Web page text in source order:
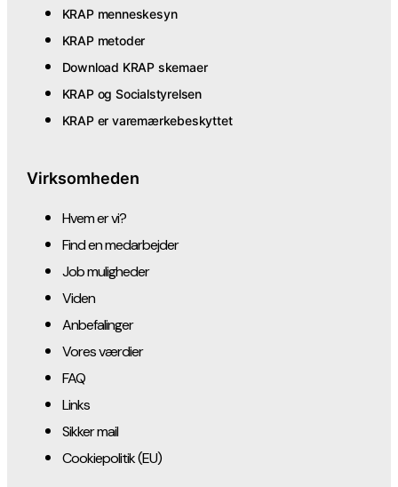
KRAP menneskesyn
KRAP metoder
Download KRAP skemaer
KRAP og Socialstyrelsen
KRAP er varemærkebeskyttet
Virksomheden
Hvem er vi?​
Find en medarbejder
Job muligheder
Viden
Anbefalinger
Vores værdier
FAQ
Links
Sikker mail
Cookiepolitik (EU)